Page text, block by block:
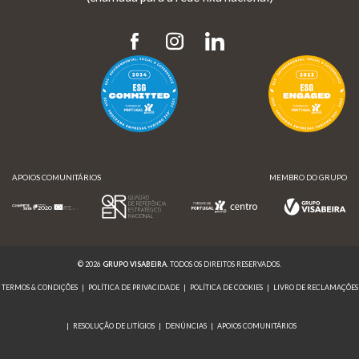
APOIOS COMUNITÁRIOS MEMBRO DO GRUPO
© 2026 GRUPO VISABEIRA. TODOS OS DIREITOS RESERVADOS.
TERMOS & CONDIÇÕES | POLÍTICA DE PRIVACIDADE | POLÍTICA DE COOKIES | LIVRO DE RECLAMAÇÕES
| RESOLUÇÃO DE LITÍGIOS | DENÚNCIAS | APOIOS COMUNITÁRIOS